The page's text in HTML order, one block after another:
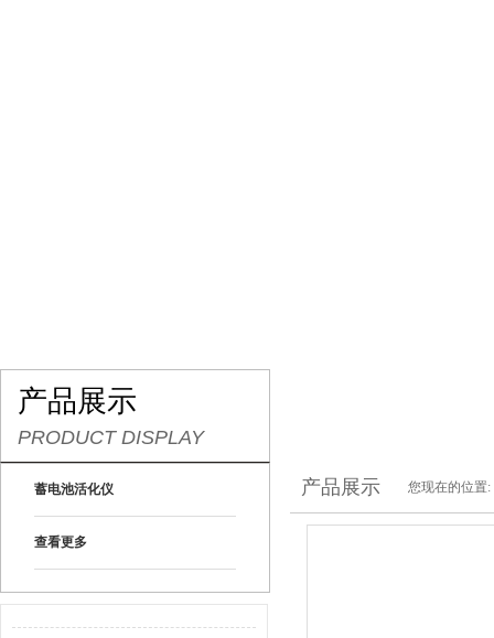
产品展示
PRODUCT DISPLAY
蓄电池活化仪
查看更多
产品展示 您现在的位置: